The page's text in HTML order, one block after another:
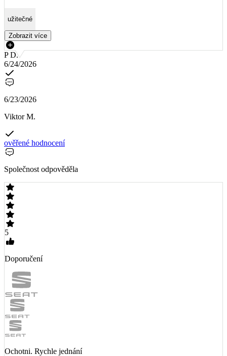
užitečné
Zobrazit více
P D.
6/24/2026
6/23/2026
Viktor M.
ověřené hodnocení
Společnost odpověděla
5
Doporučení
Ochotni. Rychle jednání